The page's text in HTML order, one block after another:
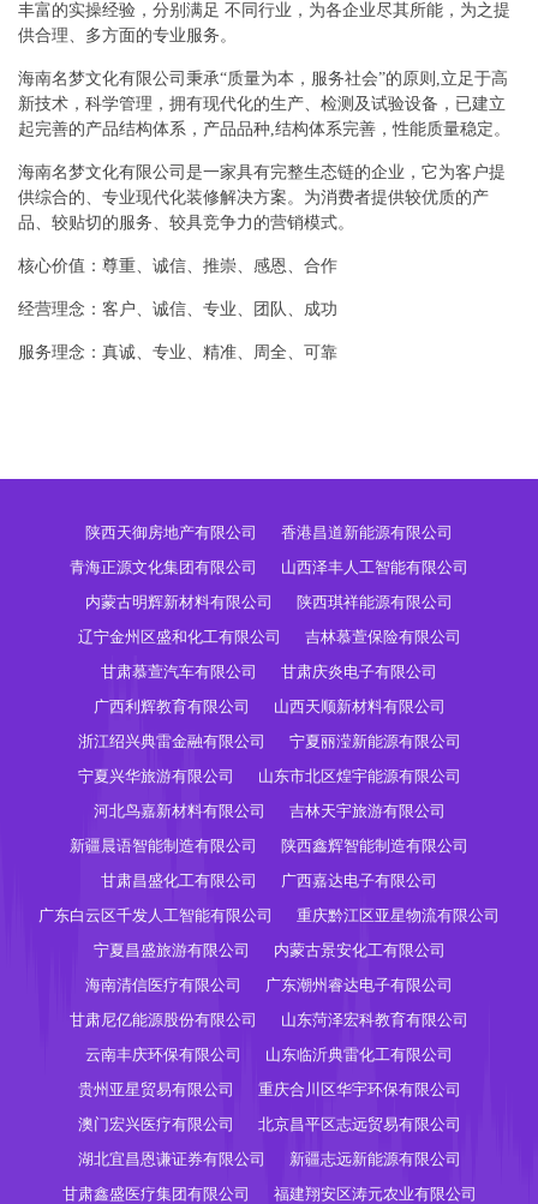
丰富的实操经验，分别满足 不同行业，为各企业尽其所能，为之提
供合理、多方面的专业服务。
海南名梦文化有限公司秉承“质量为本，服务社会”的原则,立足于高
新技术，科学管理，拥有现代化的生产、检测及试验设备，已建立
起完善的产品结构体系，产品品种,结构体系完善，性能质量稳定。
海南名梦文化有限公司是一家具有完整生态链的企业，它为客户提
供综合的、专业现代化装修解决方案。为消费者提供较优质的产
品、较贴切的服务、较具竞争力的营销模式。
核心价值：尊重、诚信、推崇、感恩、合作
经营理念：客户、诚信、专业、团队、成功
服务理念：真诚、专业、精准、周全、可靠
陕西天御房地产有限公司
香港昌道新能源有限公司
青海正源文化集团有限公司
山西泽丰人工智能有限公司
内蒙古明辉新材料有限公司
陕西琪祥能源有限公司
辽宁金州区盛和化工有限公司
吉林慕萱保险有限公司
甘肃慕萱汽车有限公司
甘肃庆炎电子有限公司
广西利辉教育有限公司
山西天顺新材料有限公司
浙江绍兴典雷金融有限公司
宁夏丽滢新能源有限公司
宁夏兴华旅游有限公司
山东市北区煌宇能源有限公司
河北鸟嘉新材料有限公司
吉林天宇旅游有限公司
新疆晨语智能制造有限公司
陕西鑫辉智能制造有限公司
甘肃昌盛化工有限公司
广西嘉达电子有限公司
广东白云区千发人工智能有限公司
重庆黔江区亚星物流有限公司
宁夏昌盛旅游有限公司
内蒙古景安化工有限公司
海南清信医疗有限公司
广东潮州睿达电子有限公司
甘肃尼亿能源股份有限公司
山东菏泽宏科教育有限公司
云南丰庆环保有限公司
山东临沂典雷化工有限公司
贵州亚星贸易有限公司
重庆合川区华宇环保有限公司
澳门宏兴医疗有限公司
北京昌平区志远贸易有限公司
湖北宜昌恩谦证券有限公司
新疆志远新能源有限公司
甘肃鑫盛医疗集团有限公司
福建翔安区涛元农业有限公司